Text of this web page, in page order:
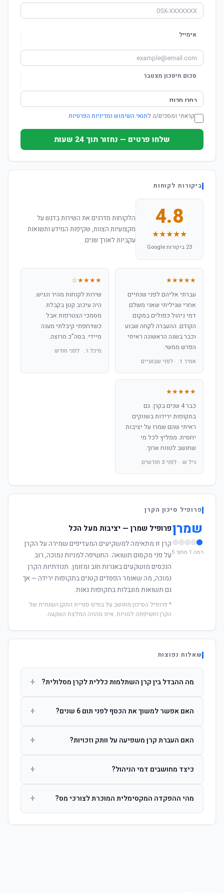
אימייל
סכום חיסכון מצטבר
קראתי ומסכים/ה לתנאי השימוש ומדיניות הפרטיות
שלחו פרטים — נחזור תוך 24 שעות
ביקורות לקוחות
4.8
★★★★★
23 ביקורות Google
הלקוחות מדרגים את השירות בדגש על
מקצועיות הצוות, שקיפות המידע ותשואות
עקביות לאורך שנים.
★★★★★
עברתי אליהם לפני שנתיים
אחרי שגיליתי שאני משלם
דמי ניהול כפולים במקום
הקודם. ההעברה לקחה שבוע
וכבר בשנה הראשונה ראיתי
הפרש ממשי.
אמיר ד. · לפני שבועיים
★★★★☆
שירות לקוחות מהיר ונגיש.
היה עיכוב קטן בקבלת
מסמכי הצטרפות אבל
כשדחפתי קיבלתי מענה
מיידי. בסה"כ מרוצה.
מיכל ר. · לפני חודש
★★★★★
כבר 4 שנים בקרן. גם
בתקופות ירידות בשווקים
ראיתי שהם שמרו על יציבות
יחסית. ממליץ לכל מי
שחושב לטווח ארוך.
גיל ש. · לפני 3 חודשים
פרופיל סיכון הקרן
שמרן
רמה 1 מתוך 5
פרופיל שמרן — יציבות מעל הכל
קרן זו מתאימה למשקיעים המעדיפים שמירה על הקרן
על פני מקסום תשואה. החשיפה למניות נמוכה, רוב
הנכסים מושקעים באגרות חוב ומזומן. תנודתיות הקרן
נמוכה, מה שאומר הפסדים קטנים בתקופות ירידה — אך
גם תשואות מוגבלות בתקופות גאות.
* פרופיל הסיכון מחושב על בסיס סטיית התקן השנתית של
הקרן וחשיפתה למניות. אינו מהווה המלצת השקעה.
שאלות נפוצות
מה ההבדל בין קרן השתלמות כללית לקרן מסלולית? +
ההשקעות. קרן מסלולית עוקבת אחרי מדד ספציפי ומאפשרת
האם אפשר למשוך את הכסף לפני תום 6 שנים? +
הרווחים. לאחר 6 שנים ניתן למשוך פטור ממס עד לתקרה
האם העברת קרן משפיעה על וותק וזכויות? +
החברות. הוותק ממשיך להיספר מיום ההפקדה הראשונה.
כיצד מחושבים דמי הניהול? +
ומתן על שיעורם בעת הצטרפות.
מהי ההפקדה המקסימלית המוכרת לצורכי מס? +